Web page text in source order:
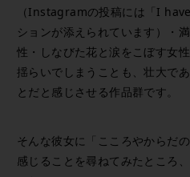
（Instagramの投稿には「I
ションが添えられています）・
性・しなびた花と涙をこぼす女
揺らいでしまうことも、壮大で
とだと感じさせる作品群です。
そんな彼女に「こころやからだ
感じることを尋ねてみたところ